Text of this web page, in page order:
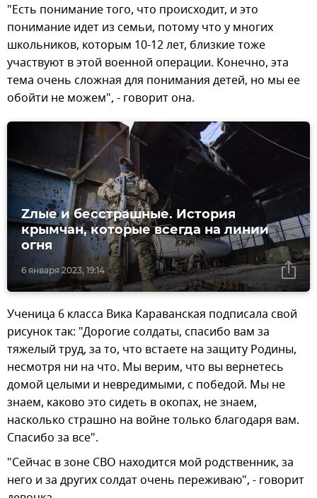
"Есть понимание того, что происходит, и это
понимание идет из семьи, потому что у многих
школьников, которым 10-12 лет, близкие тоже
участвуют в этой военной операции. Конечно, эта
тема очень сложная для понимания детей, но мы ее
обойти не можем", - говорит она.
6 января 2023, 19:14
Zлые и бесстрашные. История
крымчан, которые всегда на линии
огня
Ученица 6 класса Вика Караванская подписала свой
рисунок так: "Дорогие солдаты, спасибо вам за
тяжелый труд, за то, что встаете на защиту Родины,
несмотря ни на что. Мы верим, что вы вернетесь
домой целыми и невредимыми, с победой. Мы не
знаем, каково это сидеть в окопах, не знаем,
насколько страшно на войне только благодаря вам.
Спасибо за все".
"Сейчас в зоне СВО находится мой родственник, за
него и за других солдат очень переживаю", - говорит